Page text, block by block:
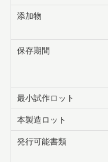
添加物
保存期間
最小試作ロット
本製造ロット
発行可能書類